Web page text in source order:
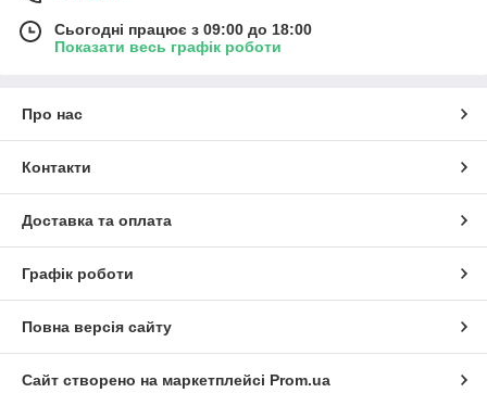
Сьогодні працює з 09:00 до 18:00
Показати весь графік роботи
Про нас
Контакти
Доставка та оплата
Графік роботи
Повна версія сайту
Сайт створено на маркетплейсі Prom.ua